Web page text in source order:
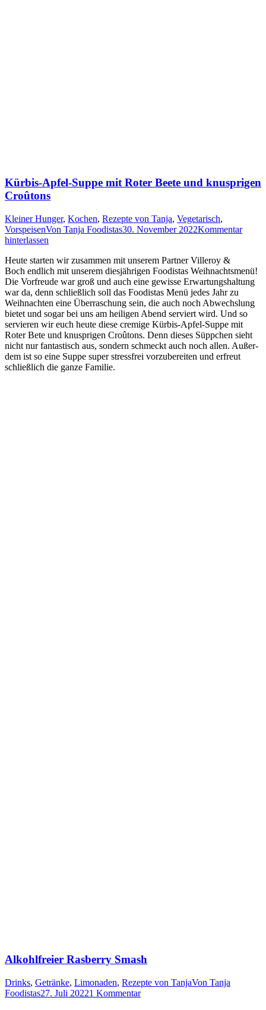
Kürbis-Apfel-Suppe mit Roter Beete und knusprigen
Croûtons
Kleiner Hunger, Kochen, Rezepte von Tanja, Vegetarisch,
VorspeisenVon Tanja Foodistas30. November 2022Kommentar
hinterlassen
Heu­te star­ten wir zusam­men mit unse­rem Part­ner Vil­leroy &
Boch end­lich mit unse­rem dies­jäh­ri­gen Foo­di­stas Weih­nachts­me­nü!
Die Vor­freu­de war groß und auch eine gewis­se Erwar­tungs­hal­tung
war da, denn schließ­lich soll das Foo­di­stas Menü jedes Jahr zu
Weih­nach­ten eine Über­ra­schung sein, die auch noch Abwechs­lung
bie­tet und sogar bei uns am hei­li­gen Abend ser­viert wird. Und so
ser­vie­ren wir euch heu­te die­se cre­mi­ge Kür­bis-Apfel-Sup­pe mit
Roter Bete und knusp­ri­gen Croû­tons. Denn die­ses Süpp­chen sieht
nicht nur fan­tas­tisch aus, son­dern schmeckt auch noch allen. Außer­
dem ist so eine Sup­pe super stress­frei vor­zu­be­rei­ten und erfreut
schließ­lich die gan­ze Familie.
Alkohlfreier Rasberry Smash
Drinks, Getränke, Limonaden, Rezepte von TanjaVon Tanja
Foodistas27. Juli 20221 Kommentar